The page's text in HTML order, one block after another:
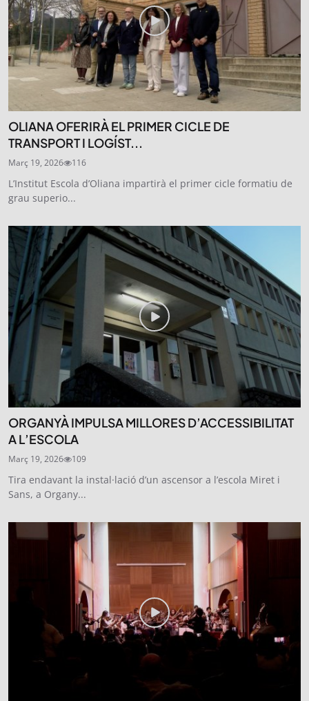
OLIANA OFERIRÀ EL PRIMER CICLE DE
TRANSPORT I LOGÍST...
Març 19, 2026 116
L’Institut Escola d’Oliana impartirà el primer cicle formatiu de
grau superio...
ORGANYÀ IMPULSA MILLORES D’ACCESSIBILITAT
A L’ESCOLA
Març 19, 2026 109
Tira endavant la instal·lació d’un ascensor a l’escola Miret i
Sans, a Organy...